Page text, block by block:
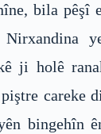
bila pêşî
ji holê
careke
bingehîn